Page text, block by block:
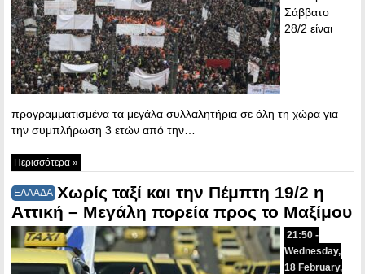
Σάββατο
28/2 είναι
προγραμματισμένα τα μεγάλα συλλαλητήρια σε όλη τη χώρα για
την συμπλήρωση 3 ετών από την…
Περισσότερα »
ΕΛΛΑΔΑ Χωρίς ταξί και την Πέμπτη 19/2 η
Αττική – Μεγάλη πορεία προς το Μαξίμου
21:50 -
Wednesday,
18 February,